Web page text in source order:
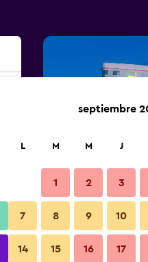
Edificio
septiembre
L M M J
1 2 3
7 8 9 10
14 15 16 17